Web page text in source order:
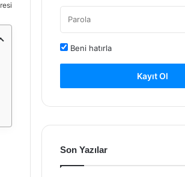
Beni hatırla
Kayıt Ol
Son Yazılar